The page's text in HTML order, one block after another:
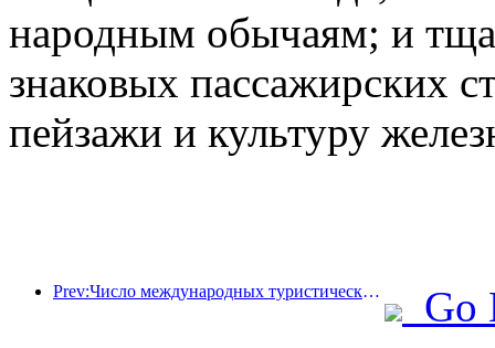
народным обычаям; и
знаковых пассажирских
пейзажи и культуру
Prev:Число международных туристических прибытий в мире в первой половине года увеличилось на 5% в годовом исчислении
Go